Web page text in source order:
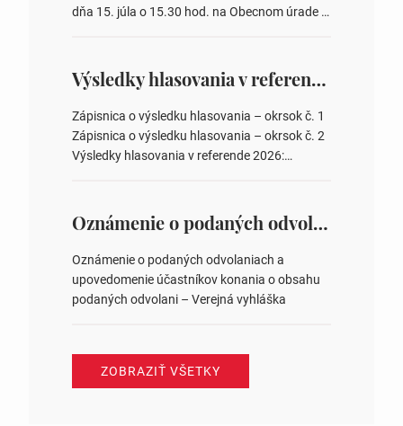
dňa 15. júla o 15.30 hod. na Obecnom úrade v
overovateľov zápisnice 3. Určenie volebných
obvodov pre voľby poslancov obecných
zastupiteľstiev, počtu poslancov obecných
zastupiteľstiev v nich 4. Schválenie odpredaja
obecného pozemku –…
Výsledky hlasovania v referende 2026
Zápisnica o výsledku hlasovania – okrsok č. 1
Zápisnica o výsledku hlasovania – okrsok č. 2
Výsledky hlasovania v referende 2026:
ysledky.html
Oznámenie o podaných odvolaniach a upovedomenie účastníkov konania o obsahu podaných odvolani – Verejná vyhláška
Oznámenie o podaných odvolaniach a
upovedomenie účastníkov konania o obsahu
podaných odvolani – Verejná vyhláška
ZOBRAZIŤ VŠETKY